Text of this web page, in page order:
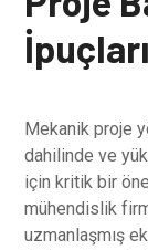
İpuçları
Mekanik proje
dahilinde ve
için kritik bir
mühendislik
uzmanlaşmış